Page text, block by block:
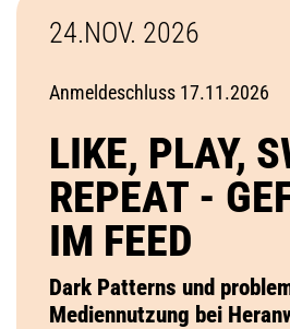
24.NOV. 2026
Anmeldeschluss 17.11.2026
LIKE, PLAY,
REPEAT -
IM FEED
Dark Patterns und
Mediennutzung bei